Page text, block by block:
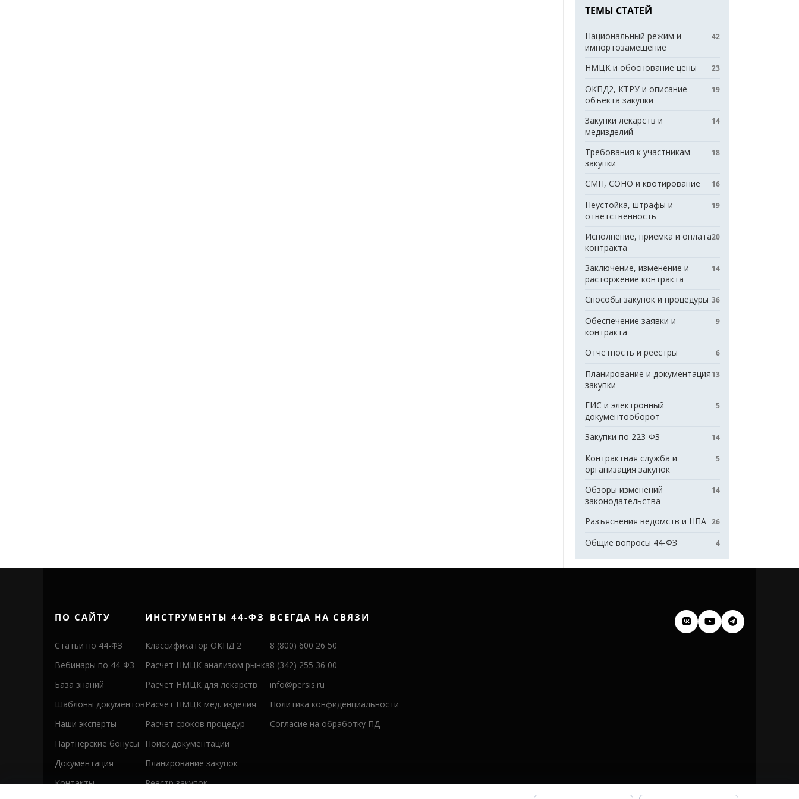
ТЕМЫ СТАТЕЙ
Национальный режим и
импортозамещение
42
НМЦК и обоснование цены 23
ОКПД2, КТРУ и описание
объекта закупки
19
Закупки лекарств и
медизделий
14
Требования к участникам
закупки
18
СМП, СОНО и квотирование 16
Неустойка, штрафы и
ответственность
19
Исполнение, приёмка и оплата
контракта
20
Заключение, изменение и
расторжение контракта
14
Способы закупок и процедуры 36
Обеспечение заявки и
контракта
9
Отчётность и реестры 6
Планирование и документация
закупки
13
ЕИС и электронный
документооборот
5
Закупки по 223-ФЗ 14
Контрактная служба и
организация закупок
5
Обзоры изменений
законодательства
14
Разъяснения ведомств и НПА 26
Общие вопросы 44-ФЗ 4
ПО САЙТУ
Статьи по 44-ФЗ
Вебинары по 44-ФЗ
База знаний
Шаблоны документов
Наши эксперты
Партнёрские бонусы
Документация
Контакты
ИНСТРУМЕНТЫ 44-ФЗ
Классификатор ОКПД 2
Расчет НМЦК анализом рынка
Расчет НМЦК для лекарств
Расчет НМЦК мед. изделия
Расчет сроков процедур
Поиск документации
Планирование закупок
Реестр закупок
ВСЕГДА НА СВЯЗИ
8 (800) 600 26 50
8 (342) 255 36 00
info@persis.ru
Политика конфиденциальности
Согласие на обработку ПД